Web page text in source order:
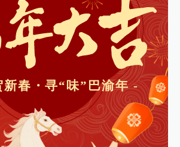
新春・寻“味”巴渝年 -